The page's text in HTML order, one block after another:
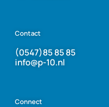
Contact
(0547)85 85 85
info@p-10.nl
Connect